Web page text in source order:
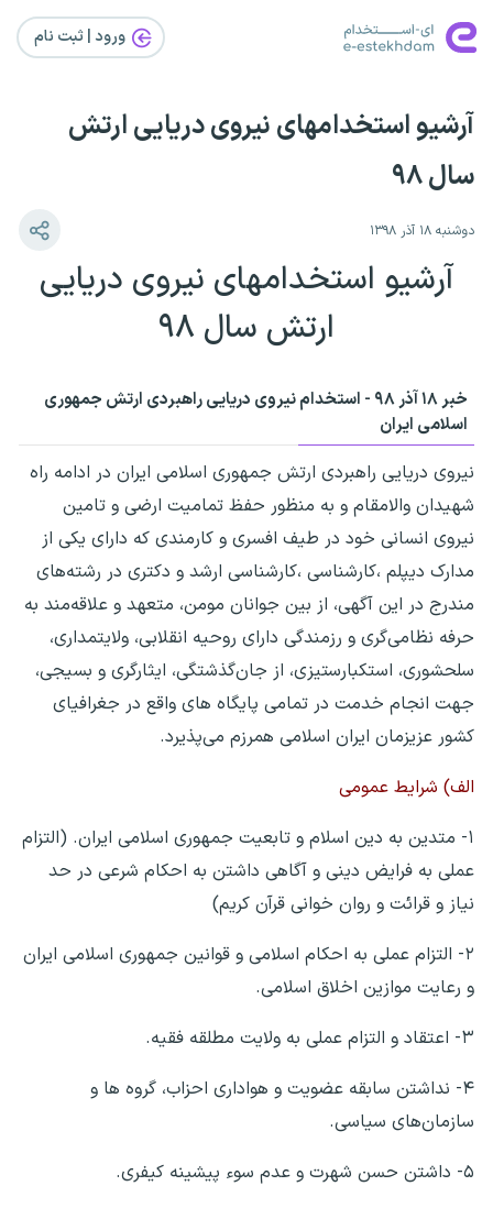
ورود | ثبت‌ نام
آرشیو استخدامهای نیروی دریایی ارتش
سال ۹۸
دوشنبه ۱۸ آذر ۱۳۹۸
آرشیو استخدامهای نیروی دریایی
ارتش سال ۹۸
خبر ۱۸ آذر ۹۸ - استخدام نیروی دریایی راهبردی ارتش جمهوری
اسلامی ایران
نیروی دریایی راهبردی ارتش جمهوری اسلامی ایران در ادامه راه
شهیدان والامقام و به منظور حفظ تمامیت ارضی و تامین
نیروی انسانی خود در طیف افسری و کارمندی که دارای یکی از
مدارک دیپلم ،کارشناسی ،کارشناسی ارشد و دکتری در رشته‌های
مندرج در این آگهی، از بین جوانان مومن، متعهد و علاقه‌مند به
حرفه نظامی‌گری و رزمندگی دارای روحیه انقلابی، ولایتمداری،
سلحشوری، استکبارستیزی، از جان‌گذشتگی، ایثارگری و بسیجی،
جهت انجام خدمت در تمامی پایگاه های واقع در جغرافیای
کشور عزیزمان ایران اسلامی همرزم می‌پذیرد.
الف) شرایط عمومی
۱- متدین به دین اسلام و تابعیت جمهوری اسلامی ایران. (التزام
عملی به فرایض دینی و آگاهی داشتن به احکام شرعی در حد
نیاز و قرائت و روان خوانی قرآن کریم)
۲- التزام عملی به احکام اسلامی و قوانین جمهوری اسلامی ایران
و رعایت موازین اخلاق اسلامی.
۳- اعتقاد و التزام عملی به ولایت مطلقه فقیه.
۴- نداشتن سابقه عضویت و هواداری احزاب، گروه ها و
سازمان‌های سیاسی.
۵- داشتن حسن شهرت و عدم سوء پیشینه کیفری.